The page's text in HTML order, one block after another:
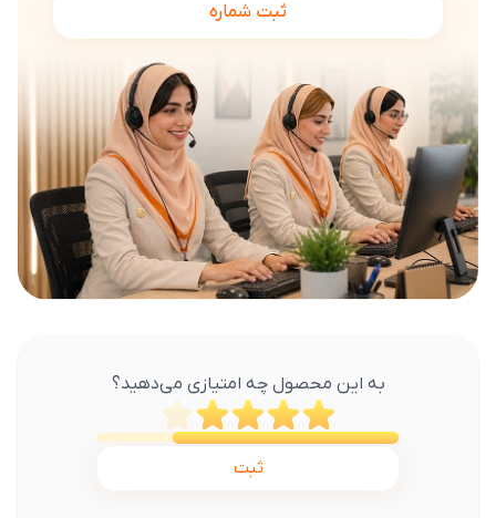
ثبت شماره
به این محصول چه امتیازی می‌دهید؟
ثبت